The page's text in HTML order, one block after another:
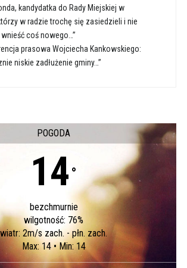
kandydatka do Rady Miejskiej w
w radzie trochę się zasiedzieli i nie
coś nowego…”
prasowa Wojciecha Kankowskiego:
niskie zadłużenie gminy…”
POGODA
14 °
bezchmurnie
wilgotność: 76%
wiatr: 2m/s zach. - płn. zach.
Max: 14 • Min: 14